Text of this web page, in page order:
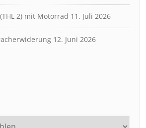
2) mit Motorrad 11. Juli 2026
12. Juni 2026